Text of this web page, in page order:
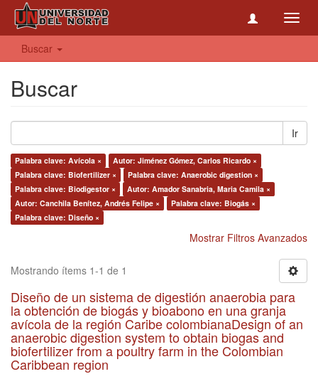
Buscar
Buscar
Ir
Palabra clave: Avícola ×
Autor: Jiménez Gómez, Carlos Ricardo ×
Palabra clave: Biofertilizer ×
Palabra clave: Anaerobic digestion ×
Palabra clave: Biodigestor ×
Autor: Amador Sanabria, Maria Camila ×
Autor: Canchila Benítez, Andrés Felipe ×
Palabra clave: Biogás ×
Palabra clave: Diseño ×
Mostrar Filtros Avanzados
Mostrando ítems 1-1 de 1
Diseño de un sistema de digestión anaerobia para
la obtención de biogás y bioabono en una granja
avícola de la región Caribe colombianaDesign of an
anaerobic digestion system to obtain biogas and
biofertilizer from a poultry farm in the Colombian
Caribbean region